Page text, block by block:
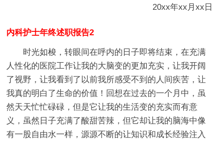
20xx年xx月xx日
内科护士年终述职报告2
时光如梭，转眼间在呼内的日子即将结束，在充满
人性化的医院工作让我的大脑变的更加充实，让我开阔
了视野，让我看到了以前我所感受不到的人间疾苦，让
我真的明白了生命的价值！回想在过去的一个月中，虽
然天天忙忙碌碌，但是它让我的生活变的充实而有意
义，虽然日子充满了酸甜苦辣，但它却让我的脑海中像
有一股自由水一样，源源不断的让知识和成长经验注入